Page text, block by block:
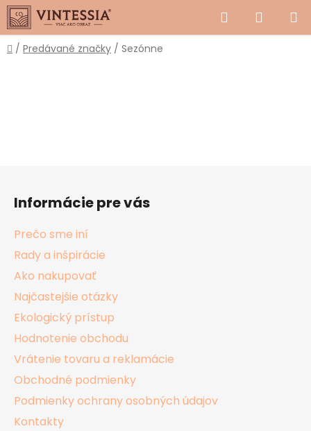
Prejsť
na
obsah
Hľadať
KOŠÍK
Domov
/ Predávané značky / Sezónne
Informácie pre vás
Prečo sme iní
Rady a inšpirácie
Ako nakupovať
Najčastejšie otázky
Ekologický prístup
Hodnotenie obchodu
Vrátenie tovaru a reklamácie
Obchodné podmienky
Podmienky ochrany osobných údajov
Kontakty